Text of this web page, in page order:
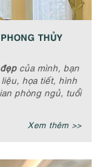
THỦY
của mình, bạn
họa tiết, hình
phòng ngủ, tuổi
Xem thêm >>